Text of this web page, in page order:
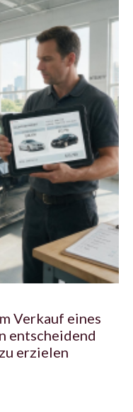
Verkauf eines
entscheidend
erzielen